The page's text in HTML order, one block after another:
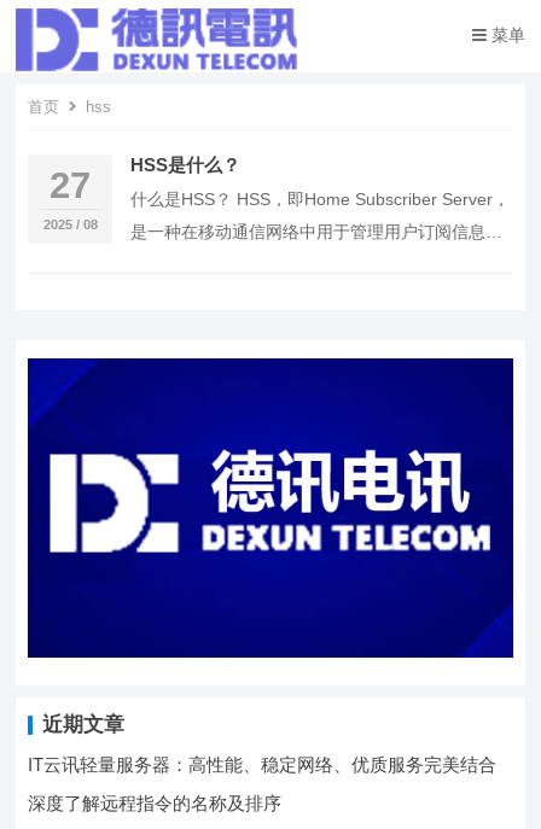
菜单
首页 hss
27
2025 / 08
HSS是什么？
什么是HSS？ HSS，即Home Subscriber Server，
是一种在移动通信网络中用于管理用户订阅信息和
近期文章
IT云讯轻量服务器：高性能、稳定网络、优质服务完美结合
深度了解远程指令的名称及排序